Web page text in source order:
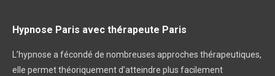
Hypnose Paris avec thérapeute Paris
L’hypnose a fécondé de nombreuses approches thérapeutiques,
elle permet théoriquement d’atteindre plus facilement